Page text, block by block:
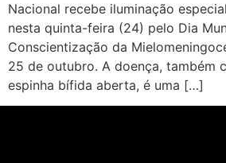
Nacional recebe iluminação
nesta quinta-feira (24) pelo Dia
Conscientização da
25 de outubro. A doença, também
espinha bífida aberta, é uma […]